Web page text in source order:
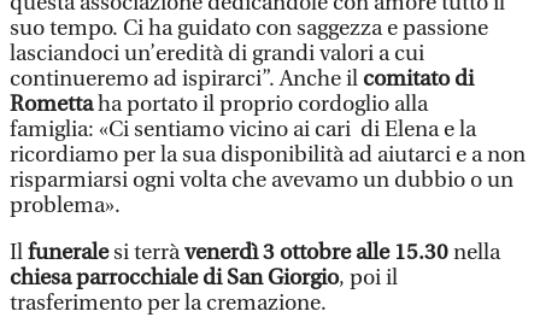
suo tempo. Ci ha guidato con saggezza e passione
lasciandoci un’eredità di grandi valori a cui
continueremo ad ispirarci”. Anche il comitato di
Romettaha portato il proprio cordoglio alla
famiglia: «Ci sentiamo vicino ai cari di Elena e la
ricordiamo per la sua disponibilità ad aiutarci e a non
risparmiarsi ogni volta che avevamo un dubbio o un
problema».
Ilfuneralesi terràvenerdì 3 ottobre alle 15.30nella
chiesa parrocchiale di San Giorgio, poi il
trasferimento per la cremazione.